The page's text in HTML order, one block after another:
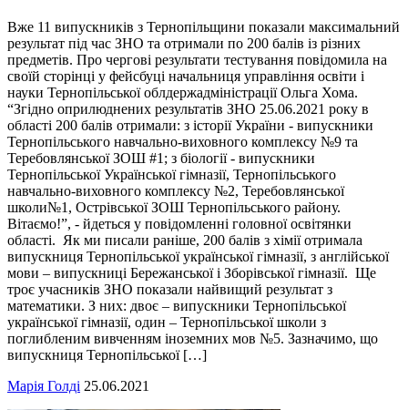
Вже 11 випускників з Тернопільщини показали максимальний
результат під час ЗНО та отримали по 200 балів із різних
предметів. Про чергові результати тестування повідомила на
своїй сторінці у фейсбуці начальниця управління освіти і
науки Тернопільської облдержадміністрації Ольга Хома.
“Згідно оприлюднених результатів ЗНО 25.06.2021 року в
області 200 балів отримали: з історії України - випускники
Тернопільського навчально-виховного комплексу №9 та
Теребовлянської ЗОШ #1; з біології - випускники
Тернопільської Української гімназії, Тернопільського
навчально-виховного комплексу №2, Теребовлянської
школи№1, Острівської ЗОШ Тернопільського району.
Вітаємо!”, - йдеться у повідомленні головної освітянки
області. Як ми писали раніше, 200 балів з хімії отримала
випускниця Тернопільської української гімназії, з англійської
мови – випускниці Бережанської і Зборівської гімназії. Ще
троє учасників ЗНО показали найвищий результат з
математики. З них: двоє – випускники Тернопільської
української гімназії, один – Тернопільської школи з
поглибленим вивченням іноземних мов №5. Зазначимо, що
випускниця Тернопільської […]
Марія Голді 25.06.2021